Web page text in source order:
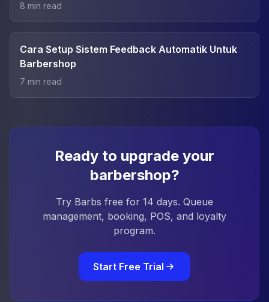
8 min read
Cara Setup Sistem Feedback Automatik Untuk
Barbershop
7 min read
Ready to upgrade your
barbershop?
Try Barbs free for 14 days. Queue
management, booking, POS, and loyalty
program.
Start Free Trial